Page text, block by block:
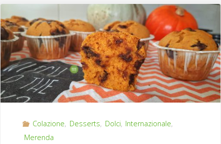
cocco
e
cioccolato
fondente"
Colazione, Desserts, Dolci, Internazionale,
Merenda